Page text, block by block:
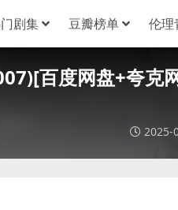
剧集 豆瓣榜单 伦理
百度网盘+夸克
2025-